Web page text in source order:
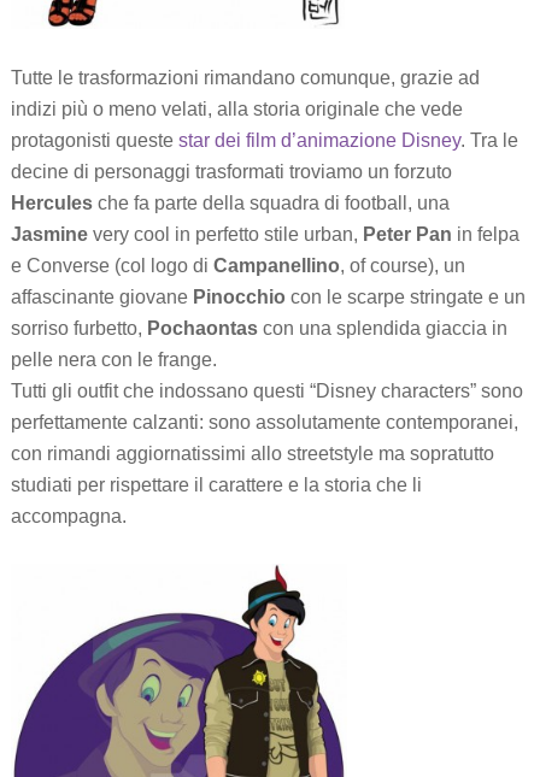
Tutte le trasformazioni rimandano comunque, grazie ad
indizi più o meno velati, alla storia originale che vede
protagonisti queste star dei film d’animazione Disney. Tra le
decine di personaggi trasformati troviamo un forzuto
Herculesche fa parte della squadra di football, una
Jasminevery cool in perfetto stile urban, Peter Pan in felpa
e Converse (col logo di Campanellino, of course), un
affascinante giovane Pinocchio con le scarpe stringate e un
sorriso furbetto, Pochaontascon una splendida giaccia in
pelle nera con le frange.
Tutti gli outfit che indossano questi “Disney characters” sono
perfettamente calzanti: sono assolutamente contemporanei,
con rimandi aggiornatissimi allo streetstyle ma sopratutto
studiati per rispettare il carattere e la storia che li
accompagna.